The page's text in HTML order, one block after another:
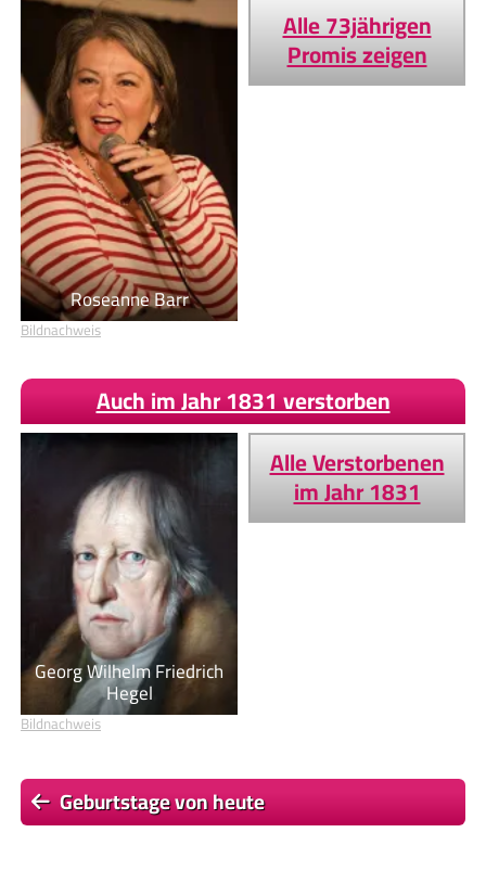
Roseanne Barr
Bildnachweis
Alle 73jährigen
Promis zeigen
Auch im Jahr 1831 verstorben
Georg Wilhelm Friedrich
Hegel
Bildnachweis
Alle Verstorbenen
im Jahr 1831
Geburtstage von heute